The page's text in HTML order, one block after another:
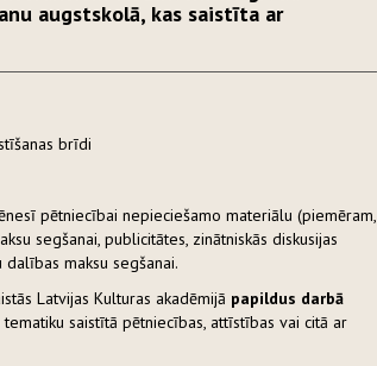
augstskolā, kas saistīta ar
brīdi
pētniecībai nepieciešamo materiālu (piemēram,
segšanai, publicitātes, zinātniskās diskusijas
maksu segšanai.
Latvijas Kulturas akadēmijā papildus darbā
saistītā pētniecības, attīstības vai citā ar